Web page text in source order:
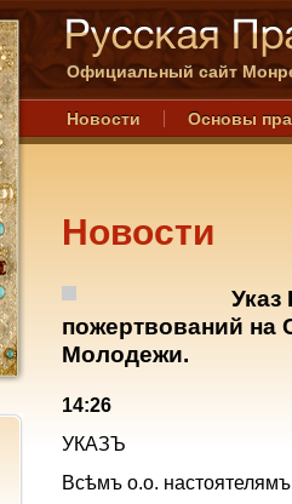
Официальный сайт
Новости Основы
Новости
пожертвований на
Молодежи.
14:26
УКАЗЪ
Всѣмъ о.о.